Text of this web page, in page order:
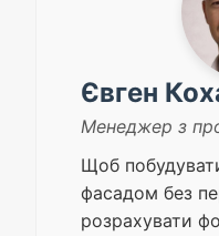
Євген
Менеджер з
Щоб
фасадом без
розрахувати